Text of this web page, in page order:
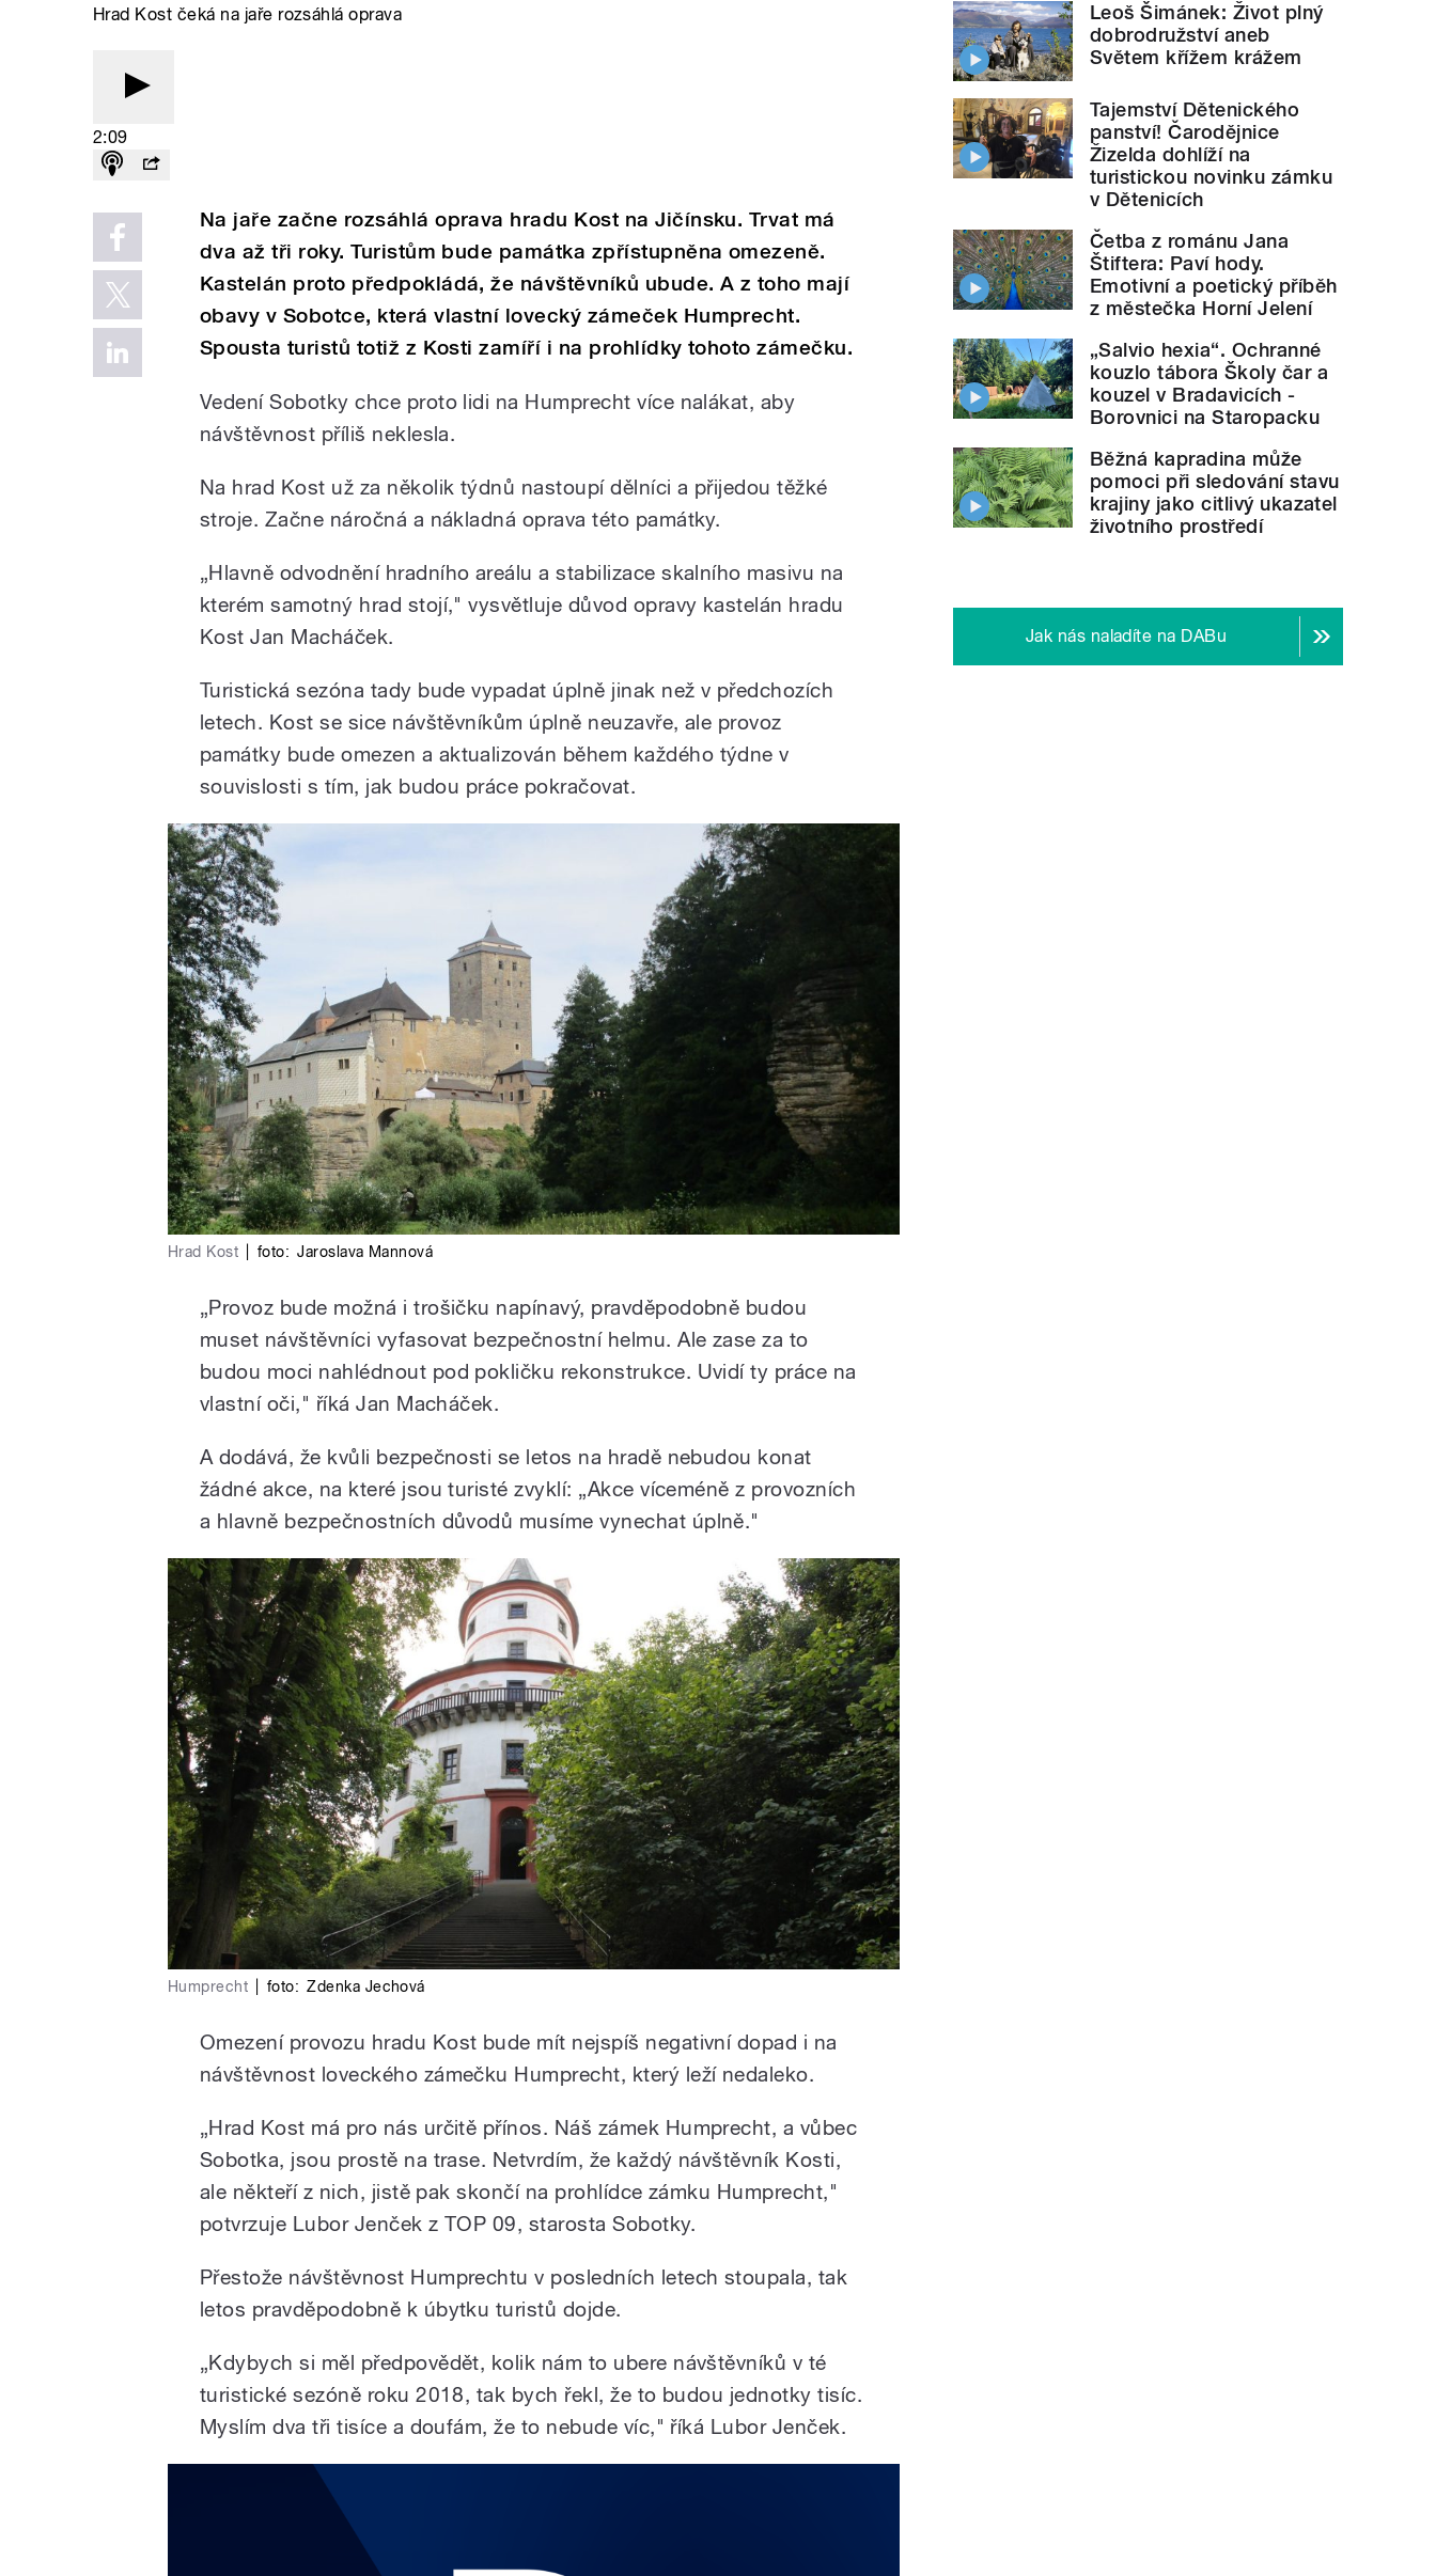
Hrad Kost čeká na jaře rozsáhlá oprava
2:09
Na jaře začne rozsáhlá oprava hradu Kost na Jičínsku. Trvat má
dva až tři roky. Turistům bude památka zpřístupněna omezeně.
Kastelán proto předpokládá, že návštěvníků ubude. A z toho mají
obavy v Sobotce, která vlastní lovecký zámeček Humprecht.
Spousta turistů totiž z Kosti zamíří i na prohlídky tohoto zámečku.
Vedení Sobotky chce proto lidi na Humprecht více nalákat, aby
návštěvnost příliš neklesla.
Na hrad Kost už za několik týdnů nastoupí dělníci a přijedou těžké
stroje. Začne náročná a nákladná oprava této památky.
„Hlavně odvodnění hradního areálu a stabilizace skalního masivu na
kterém samotný hrad stojí," vysvětluje důvod opravy kastelán hradu
Kost Jan Macháček.
Turistická sezóna tady bude vypadat úplně jinak než v předchozích
letech. Kost se sice návštěvníkům úplně neuzavře, ale provoz
památky bude omezen a aktualizován během každého týdne v
souvislosti s tím, jak budou práce pokračovat.
Hrad Kost foto: Jaroslava Mannová
„Provoz bude možná i trošičku napínavý, pravděpodobně budou
muset návštěvníci vyfasovat bezpečnostní helmu. Ale zase za to
budou moci nahlédnout pod pokličku rekonstrukce. Uvidí ty práce na
vlastní oči," říká Jan Macháček.
A dodává, že kvůli bezpečnosti se letos na hradě nebudou konat
žádné akce, na které jsou turisté zvyklí: „Akce víceméně z provozních
a hlavně bezpečnostních důvodů musíme vynechat úplně."
Humprecht foto: Zdenka Jechová
Omezení provozu hradu Kost bude mít nejspíš negativní dopad i na
návštěvnost loveckého zámečku Humprecht, který leží nedaleko.
„Hrad Kost má pro nás určitě přínos. Náš zámek Humprecht, a vůbec
Sobotka, jsou prostě na trase. Netvrdím, že každý návštěvník Kosti,
ale někteří z nich, jistě pak skončí na prohlídce zámku Humprecht,"
potvrzuje Lubor Jenček z TOP 09, starosta Sobotky.
Přestože návštěvnost Humprechtu v posledních letech stoupala, tak
letos pravděpodobně k úbytku turistů dojde.
„Kdybych si měl předpovědět, kolik nám to ubere návštěvníků v té
turistické sezóně roku 2018, tak bych řekl, že to budou jednotky tisíc.
Myslím dva tři tisíce a doufám, že to nebude víc," říká Lubor Jenček.
Leoš Šimánek: Život plný
dobrodružství aneb
Světem křížem krážem
Tajemství Dětenického
panství! Čarodějnice
Žizelda dohlíží na
turistickou novinku zámku
v Dětenicích
Četba z románu Jana
Štiftera: Paví hody.
Emotivní a poetický příběh
z městečka Horní Jelení
„Salvio hexia“. Ochranné
kouzlo tábora Školy čar a
kouzel v Bradavicích -
Borovnici na Staropacku
Běžná kapradina může
pomoci při sledování stavu
krajiny jako citlivý ukazatel
životního prostředí
Jak nás naladíte na DABu